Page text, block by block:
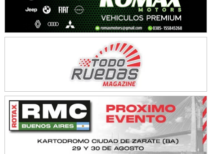
Rufino (Santa Fe)
TUCUMANO - F5
Juan Navarro (Asfalto)